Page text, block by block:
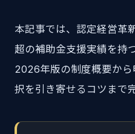
本記事では、認定経営革
超の補助金支援実績を持
2026年版の制度概要か
択を引き寄せるコツまで